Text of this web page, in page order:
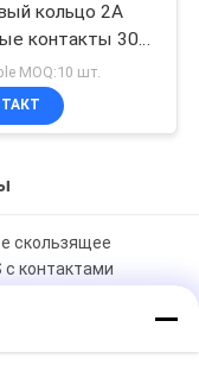
кольцо 2А
контакты 300
в минуту
MOQ:10 шт.
скользящее
с контактами
250 об/мин